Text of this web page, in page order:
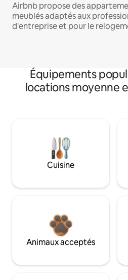
Airbnb propose des
meublés adaptés aux
d'entreprise et pour le
Équipements
locations moyenne
Cuisine
Animaux acceptés